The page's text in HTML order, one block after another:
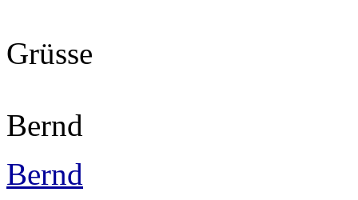
Grüsse
Bernd
Bernd